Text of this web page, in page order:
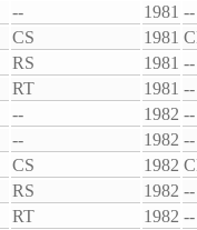
-- 1981 --
CS 1981
RS 1981 --
RT 1981 --
-- 1982 --
-- 1982 --
CS 1982
RS 1982 --
RT 1982 --